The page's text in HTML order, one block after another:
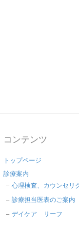
コンテンツ
トップページ
診療案内
心理検査、カウンセリ
診療担当医表のご案内
デイケア リーフ